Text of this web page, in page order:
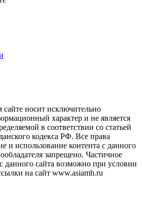
носит исключительно
характер и не является
в соответствии со статьей
кодекса РФ. Все права
и использование контента с данного
запрещено. Частичное
данного сайта возможно при условии
на сайт www.asiamh.ru